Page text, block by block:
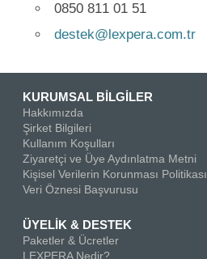
0850 811 01 51
destek@lexpera.com.tr
KURUMSAL BİLGİLER
Hakkımızda
Şirket Bilgileri
Kullanım Koşulları
Ziyaretçi ve Üye Aydınlatma Metni
Kişisel Verilerin Korunması Politikası
Veri Öznesi Başvurusu
ÜYELİK & DESTEK
Paketler & Ücretler
LEXPERA Nedir?